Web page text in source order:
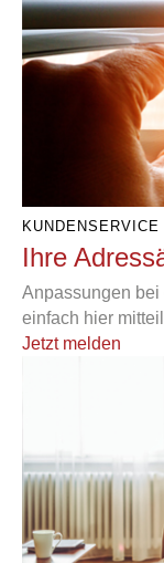
KUNDENSERVICE
Ihre
Anpassungen bei
einfach hier
Jetzt melden